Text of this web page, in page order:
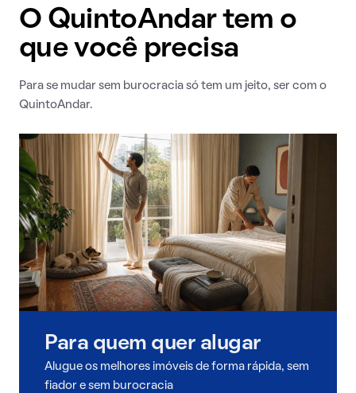
O QuintoAndar tem o
que você precisa
Para se mudar sem burocracia só tem um jeito, ser com o
QuintoAndar.
Para quem quer alugar
Alugue os melhores imóveis de forma rápida, sem
fiador e sem burocracia